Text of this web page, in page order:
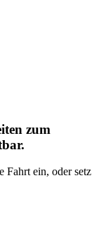
zum
Fahrt ein, oder setz